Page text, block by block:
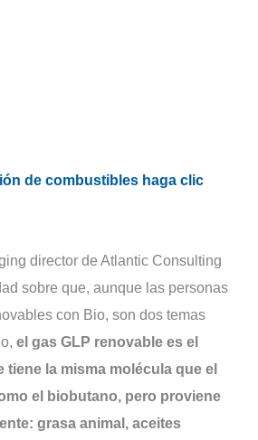
de combustibles haga clic
director de Atlantic Consulting
sobre que, aunque las personas
con Bio, son dos temas
el gas GLP renovable es el
tiene la misma molécula que el
el biobutano, pero proviene
grasa animal, aceites